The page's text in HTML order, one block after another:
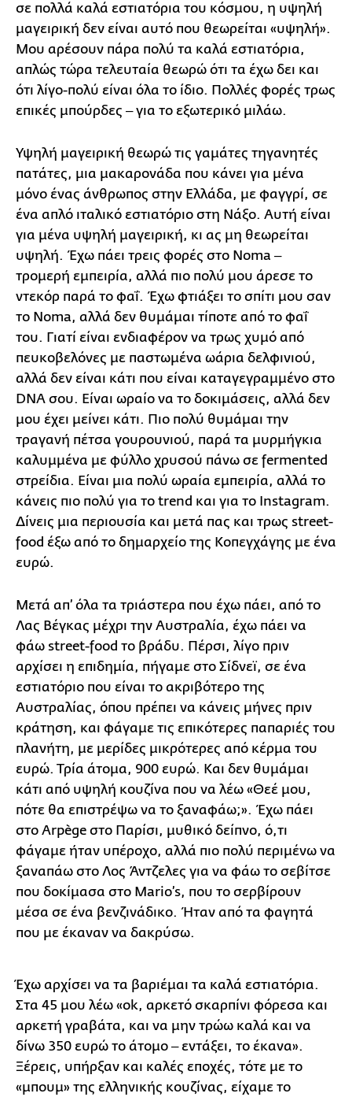
σε πολλά καλά εστιατόρια του κόσμου, η υψηλή
μαγειρική δεν είναι αυτό που θεωρείται «υψηλή».
Μου αρέσουν πάρα πολύ τα καλά εστιατόρια,
απλώς τώρα τελευταία θεωρώ ότι τα έχω δει και
ότι λίγο-πολύ είναι όλα το ίδιο. Πολλές φορές τρως
επικές μπούρδες ‒ για το εξωτερικό μιλάω.
Υψηλή μαγειρική θεωρώ τις γαμάτες τηγανητές
πατάτες, μια μακαρονάδα που κάνει για μένα
μόνο ένας άνθρωπος στην Ελλάδα, με φαγγρί, σε
ένα απλό ιταλικό εστιατόριο στη Νάξο. Αυτή είναι
για μένα υψηλή μαγειρική, κι ας μη θεωρείται
υψηλή. Έχω πάει τρεις φορές στο Noma ‒
τρομερή εμπειρία, αλλά πιο πολύ μου άρεσε το
ντεκόρ παρά το φαΐ. Έχω φτιάξει το σπίτι μου σαν
το Noma, αλλά δεν θυμάμαι τίποτε από το φαΐ
του. Γιατί είναι ενδιαφέρον να τρως χυμό από
πευκοβελόνες με παστωμένα ωάρια δελφινιού,
αλλά δεν είναι κάτι που είναι καταγεγραμμένο στο
DNA σου. Είναι ωραίο να το δοκιμάσεις, αλλά δεν
μου έχει μείνει κάτι. Πιο πολύ θυμάμαι την
τραγανή πέτσα γουρουνιού, παρά τα μυρμήγκια
καλυμμένα με φύλλο χρυσού πάνω σε fermented
στρείδια. Είναι μια πολύ ωραία εμπειρία, αλλά το
κάνεις πιο πολύ για το trend και για το Instagram.
Δίνεις μια περιουσία και μετά πας και τρως street-
food έξω από το δημαρχείο της Κοπεγχάγης με ένα
ευρώ.
Μετά απ’ όλα τα τριάστερα που έχω πάει, από το
Λας Βέγκας μέχρι την Αυστραλία, έχω πάει να
φάω street-food το βράδυ. Πέρσι, λίγο πριν
αρχίσει η επιδημία, πήγαμε στο Σίδνεϊ, σε ένα
εστιατόριο που είναι το ακριβότερο της
Αυστραλίας, όπου πρέπει να κάνεις μήνες πριν
κράτηση, και φάγαμε τις επικότερες παπαριές του
πλανήτη, με μερίδες μικρότερες από κέρμα του
ευρώ. Τρία άτομα, 900 ευρώ. Και δεν θυμάμαι
κάτι από υψηλή κουζίνα που να λέω «Θεέ μου,
πότε θα επιστρέψω να το ξαναφάω;». Έχω πάει
στο Arpège στο Παρίσι, μυθικό δείπνο, ό,τι
φάγαμε ήταν υπέροχο, αλλά πιο πολύ περιμένω να
ξαναπάω στο Λος Άντζελες για να φάω το σεβίτσε
που δοκίμασα στο Mario’s, που το σερβίρουν
μέσα σε ένα βενζινάδικο. Ήταν από τα φαγητά
που με έκαναν να δακρύσω.
Έχω αρχίσει να τα βαριέμαι τα καλά εστιατόρια.
Στα 45 μου λέω «οk, αρκετό σκαρπίνι φόρεσα και
αρκετή γραβάτα, και να μην τρώω καλά και να
δίνω 350 ευρώ το άτομο ‒ εντάξει, το έκανα».
Ξέρεις, υπήρξαν και καλές εποχές, τότε με το
«μπουμ» της ελληνικής κουζίνας, είχαμε το